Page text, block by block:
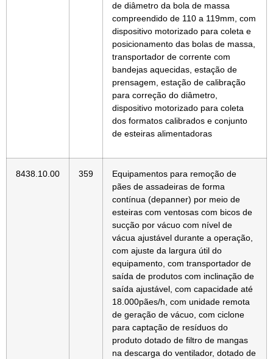
de diâmetro da bola de massa
compreendido de 110 a 119mm, com
dispositivo motorizado para coleta e
posicionamento das bolas de massa,
transportador de corrente com
bandejas aquecidas, estação de
prensagem, estação de calibração
para correção do diâmetro,
dispositivo motorizado para coleta
dos formatos calibrados e conjunto
de esteiras alimentadoras
8438.10.00 359
Equipamentos para remoção de
pães de assadeiras de forma
contínua (depanner) por meio de
esteiras com ventosas com bicos de
sucção por vácuo com nível de
vácua ajustável durante a operação,
com ajuste da largura útil do
equipamento, com transportador de
saída de produtos com inclinação de
saída ajustável, com capacidade até
18.000pães/h, com unidade remota
de geração de vácuo, com ciclone
para captação de resíduos do
produto dotado de filtro de mangas
na descarga do ventilador, dotado de